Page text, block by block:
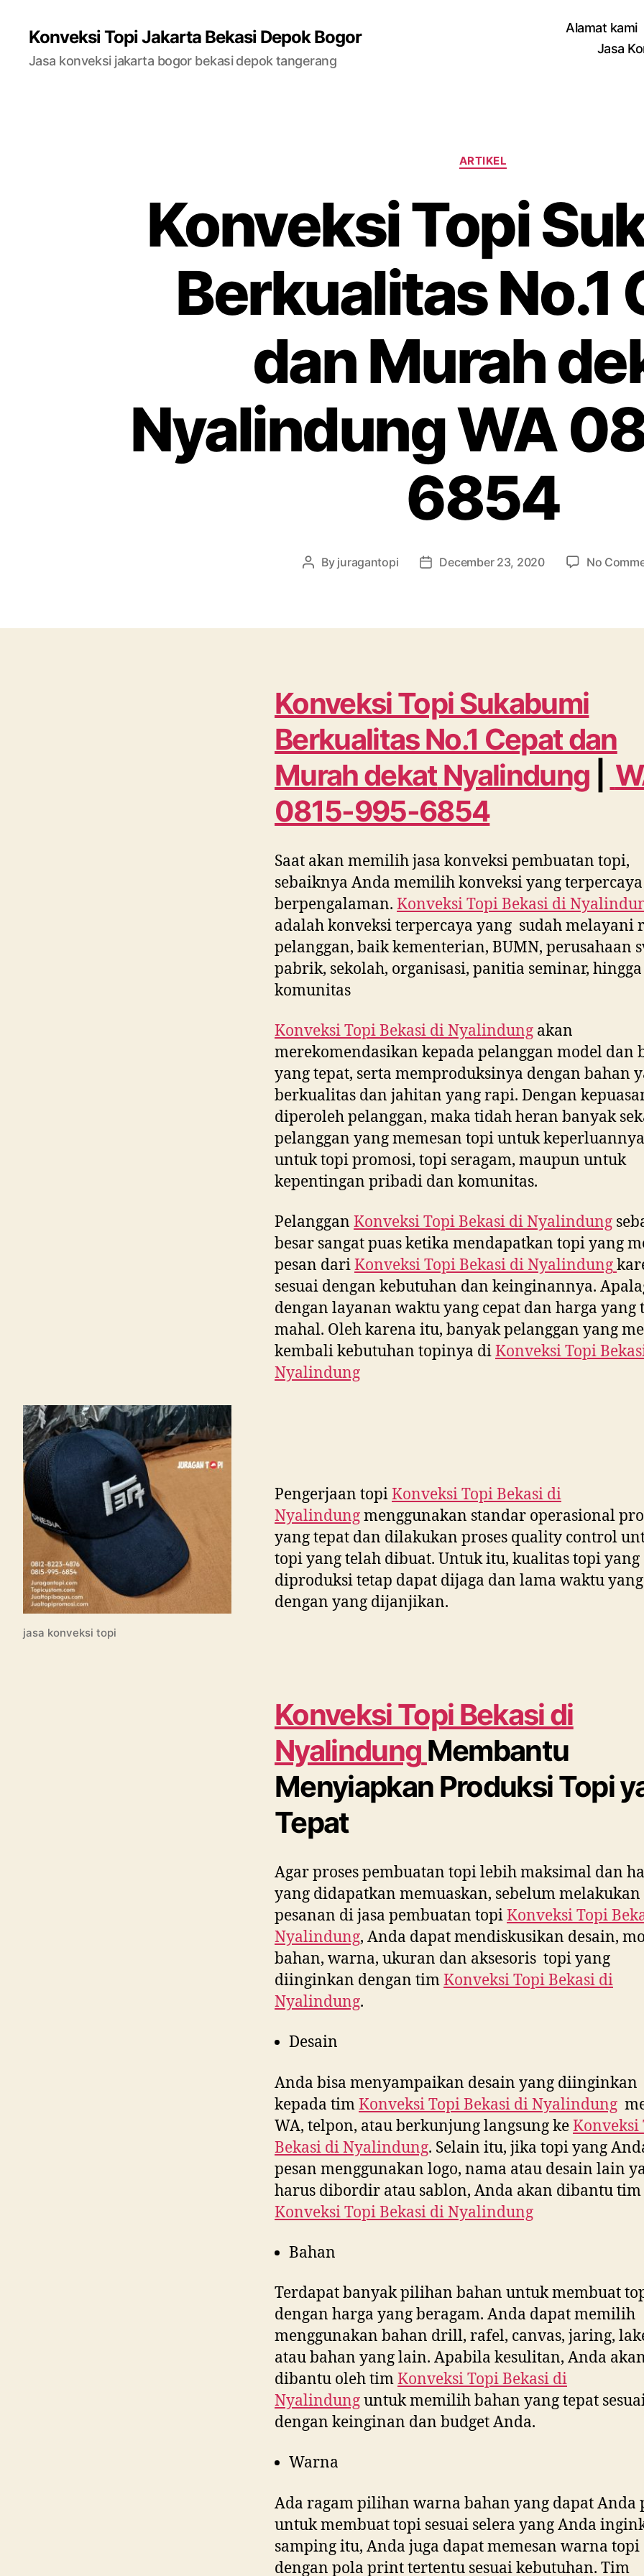
Konveksi Topi Jakarta Bekasi Depok Bogor
Jasa konveksi jakarta bogor bekasi depok tangerang
Alamat kami
Jasa
Categories
ARTIKEL
Konveksi Topi
Berkualitas No.1
dan Murah
Nyalindung WA
6854
Post
By juragantopi
PostDecember 23, 2020 No
Konveksi Topi Sukabumi
Berkualitas No.1 Cepat dan
Murah dekatNyalindung
0815-995-6854
Saat akan memilih jasa konveksi pembuatan topi,
sebaiknya Anda memilih konveksi yang
berpengalaman. Konveksi Topi Bekasi di
adalah konveksi terpercaya yang sudah melayani
pelanggan, baik kementerian, BUMN, perusahaan
pabrik, sekolah, organisasi, panitia seminar, hingga
komunitas
Konveksi Topi Bekasi diNyalindung akan
merekomendasikan kepada pelanggan model dan
yang tepat, serta memproduksinya dengan bahan
berkualitas dan jahitan yang rapi. Dengan
diperoleh pelanggan, maka tidah heran banyak
pelanggan yang memesan topi untuk
untuk topi promosi, topi seragam, maupun untuk
kepentingan pribadi dan komunitas.
Pelanggan Konveksi Topi Bekasi diNyalindung
besar sangat puas ketika mendapatkan topi yang
pesan dariKonveksi Topi Bekasi diNyalindung
sesuai dengan kebutuhan dan keinginannya.
dengan layanan waktu yang cepat dan harga yang
mahal. Oleh karena itu, banyak pelanggan yang
kembali kebutuhan topinya diKonveksi Topi
Nyalindung
jasa konveksi topi
Pengerjaan topiKonveksi Topi Bekasi di
Nyalindungmenggunakan standar operasional
yang tepat dan dilakukan proses quality control
topi yang telah dibuat. Untuk itu, kualitas topi yang
diproduksi tetap dapat dijaga dan lama waktu yang
dengan yang dijanjikan.
Konveksi Topi Bekasi di
Nyalindung Membantu
Menyiapkan Produksi Topi
Tepat
Agar proses pembuatan topi lebih maksimal dan
yang didapatkan memuaskan, sebelum melakukan
pesanan di jasa pembuatan topiKonveksi Topi
Nyalindung, Anda dapat mendiskusikan desain,
bahan, warna, ukuran dan aksesoris topi yang
diinginkan dengan timKonveksi Topi Bekasi di
Nyalindung.
Desain
Anda bisa menyampaikan desain yang diinginkan
kepada timKonveksi Topi Bekasi diNyalindung
WA, telpon, atau berkunjung langsung keKonveksi
Bekasi diNyalindung. Selain itu, jika topi yang
pesan menggunakan logo, nama atau desain lain
harus dibordir atau sablon, Anda akan dibantu tim
Konveksi Topi Bekasi diNyalindung
Bahan
Terdapat banyak pilihan bahan untuk membuat
dengan harga yang beragam. Anda dapat memilih
menggunakan bahan drill, rafel, canvas, jaring,
atau bahan yang lain. Apabila kesulitan, Anda
dibantu oleh timKonveksi Topi Bekasi di
Nyalindunguntuk memilih bahan yang tepat
dengan keinginan dan budget Anda.
Warna
Ada ragam pilihan warna bahan yang dapat Anda
untuk membuat topi sesuai selera yang Anda
samping itu, Anda juga dapat memesan warna topi
dengan pola print tertentu sesuai kebutuhan. Tim